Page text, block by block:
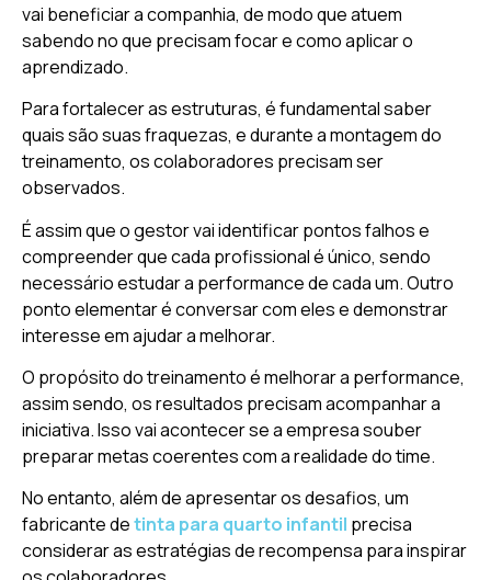
vai beneficiar a companhia, de modo que atuem
sabendo no que precisam focar e como aplicar o
aprendizado.
Para fortalecer as estruturas, é fundamental saber
quais são suas fraquezas, e durante a montagem do
treinamento, os colaboradores precisam ser
observados.
É assim que o gestor vai identificar pontos falhos e
compreender que cada profissional é único, sendo
necessário estudar a performance de cada um. Outro
ponto elementar é conversar com eles e demonstrar
interesse em ajudar a melhorar.
O propósito do treinamento é melhorar a performance,
assim sendo, os resultados precisam acompanhar a
iniciativa. Isso vai acontecer se a empresa souber
preparar metas coerentes com a realidade do time.
No entanto, além de apresentar os desafios, um
fabricante detinta para quarto infantil precisa
considerar as estratégias de recompensa para inspirar